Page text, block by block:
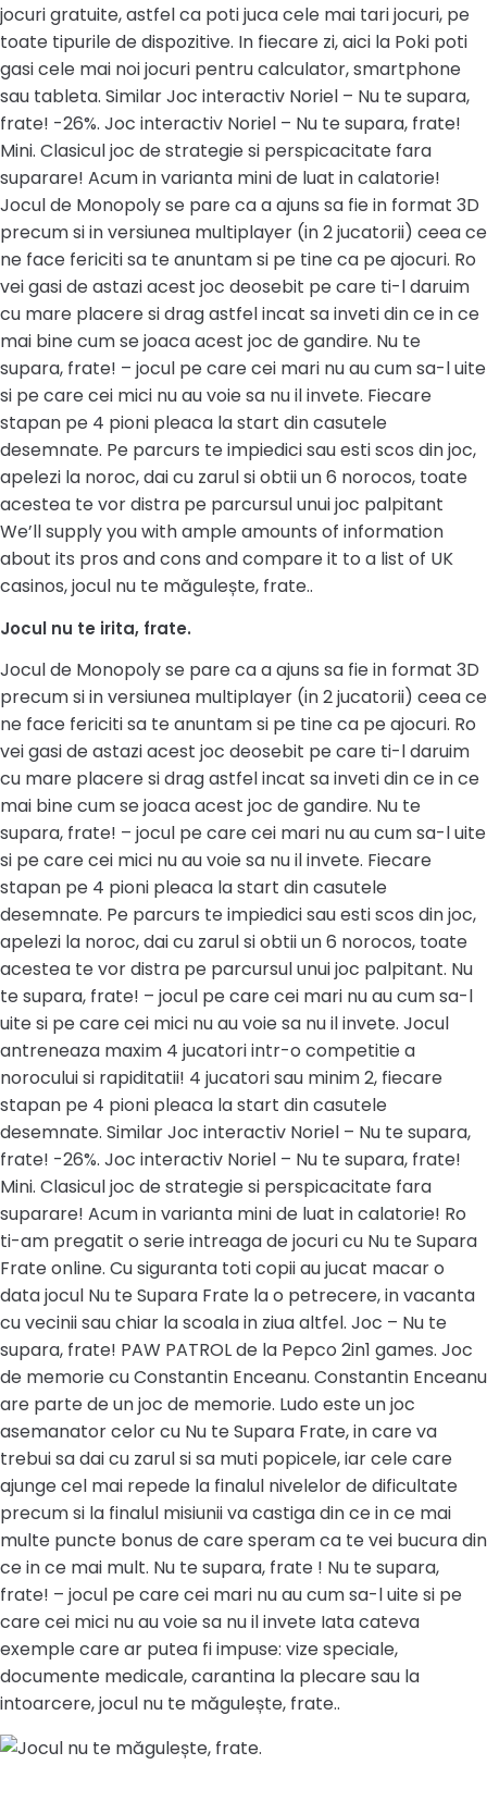
jocuri gratuite, astfel ca poti juca cele mai tari jocuri, pe
toate tipurile de dispozitive. In fiecare zi, aici la Poki poti
gasi cele mai noi jocuri pentru calculator, smartphone
sau tableta. Similar Joc interactiv Noriel – Nu te supara,
frate! -26%. Joc interactiv Noriel – Nu te supara, frate!
Mini. Clasicul joc de strategie si perspicacitate fara
suparare! Acum in varianta mini de luat in calatorie!
Jocul de Monopoly se pare ca a ajuns sa fie in format 3D
precum si in versiunea multiplayer (in 2 jucatorii) ceea ce
ne face fericiti sa te anuntam si pe tine ca pe ajocuri. Ro
vei gasi de astazi acest joc deosebit pe care ti-l daruim
cu mare placere si drag astfel incat sa inveti din ce in ce
mai bine cum se joaca acest joc de gandire. Nu te
supara, frate! – jocul pe care cei mari nu au cum sa-l uite
si pe care cei mici nu au voie sa nu il invete. Fiecare
stapan pe 4 pioni pleaca la start din casutele
desemnate. Pe parcurs te impiedici sau esti scos din joc,
apelezi la noroc, dai cu zarul si obtii un 6 norocos, toate
acestea te vor distra pe parcursul unui joc palpitant
We’ll supply you with ample amounts of information
about its pros and cons and compare it to a list of UK
casinos, jocul nu te măgulește, frate..
Jocul nu te irita, frate.
Jocul de Monopoly se pare ca a ajuns sa fie in format 3D
precum si in versiunea multiplayer (in 2 jucatorii) ceea ce
ne face fericiti sa te anuntam si pe tine ca pe ajocuri. Ro
vei gasi de astazi acest joc deosebit pe care ti-l daruim
cu mare placere si drag astfel incat sa inveti din ce in ce
mai bine cum se joaca acest joc de gandire. Nu te
supara, frate! – jocul pe care cei mari nu au cum sa-l uite
si pe care cei mici nu au voie sa nu il invete. Fiecare
stapan pe 4 pioni pleaca la start din casutele
desemnate. Pe parcurs te impiedici sau esti scos din joc,
apelezi la noroc, dai cu zarul si obtii un 6 norocos, toate
acestea te vor distra pe parcursul unui joc palpitant. Nu
te supara, frate! – jocul pe care cei mari nu au cum sa-l
uite si pe care cei mici nu au voie sa nu il invete. Jocul
antreneaza maxim 4 jucatori intr-o competitie a
norocului si rapiditatii! 4 jucatori sau minim 2, fiecare
stapan pe 4 pioni pleaca la start din casutele
desemnate. Similar Joc interactiv Noriel – Nu te supara,
frate! -26%. Joc interactiv Noriel – Nu te supara, frate!
Mini. Clasicul joc de strategie si perspicacitate fara
suparare! Acum in varianta mini de luat in calatorie! Ro
ti-am pregatit o serie intreaga de jocuri cu Nu te Supara
Frate online. Cu siguranta toti copii au jucat macar o
data jocul Nu te Supara Frate la o petrecere, in vacanta
cu vecinii sau chiar la scoala in ziua altfel. Joc – Nu te
supara, frate! PAW PATROL de la Pepco 2in1 games. Joc
de memorie cu Constantin Enceanu. Constantin Enceanu
are parte de un joc de memorie. Ludo este un joc
asemanator celor cu Nu te Supara Frate, in care va
trebui sa dai cu zarul si sa muti popicele, iar cele care
ajunge cel mai repede la finalul nivelelor de dificultate
precum si la finalul misiunii va castiga din ce in ce mai
multe puncte bonus de care speram ca te vei bucura din
ce in ce mai mult. Nu te supara, frate ! Nu te supara,
frate! – jocul pe care cei mari nu au cum sa-l uite si pe
care cei mici nu au voie sa nu il invete Iata cateva
exemple care ar putea fi impuse: vize speciale,
documente medicale, carantina la plecare sau la
intoarcere, jocul nu te măgulește, frate..